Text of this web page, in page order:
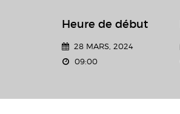
Heure de début
28 MARS, 2024
09:00